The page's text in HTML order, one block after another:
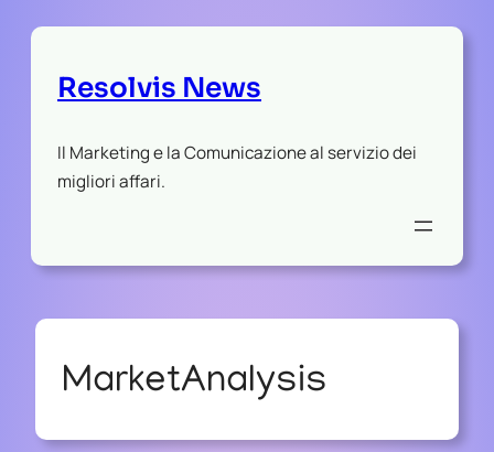
Resolvis News
Il Marketing e la Comunicazione al servizio dei
migliori affari.
MarketAnalysis